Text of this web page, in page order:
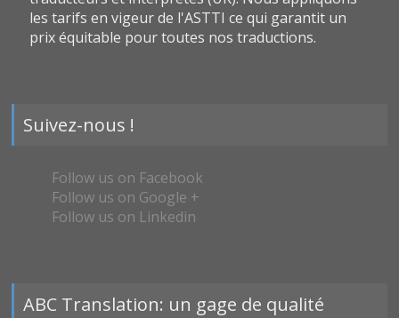
les tarifs en vigeur de l'ASTTI ce qui garantit un
prix équitable pour toutes nos traductions.
Suivez-nous !
Follow us on Facebook
Follow us on Google +
Follow us on Linkedin
ABC Translation: un gage de qualité